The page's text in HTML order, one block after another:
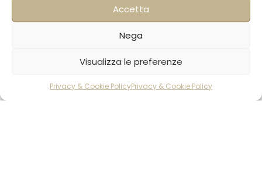
Accetta
Nega
Visualizza le preferenze
Privacy & Cookie PolicyPrivacy & Cookie Policy
Arch. 320 Blucher Road SE5 0LH – London +44
info@buongusterai.uk
Hong KongUnits 305-307 3/F; Laford Centre, 838 Lai
d’acacia
Agricola
14€ AGGIUNGI AL